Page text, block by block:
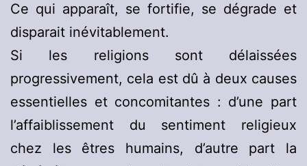
Ce qui apparaît, se fortifie, se dégrade et
disparait inévitablement.
Si les religions sont délaissées
progressivement, cela est dû à deux causes
essentielles et concomitantes : d’une part
l’affaiblissement du sentiment religieux
chez les êtres humains, d’autre part la